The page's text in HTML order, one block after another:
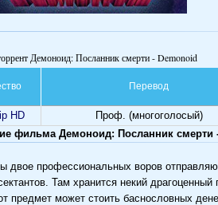
Демоноид: Посланник смерти - Demonoid
Перевод
HD Проф. (многоголосый)
фильма Демоноид: Посланник смерти
двое профессиональных воров
Там хранится некий
предмет может стоить баснословных